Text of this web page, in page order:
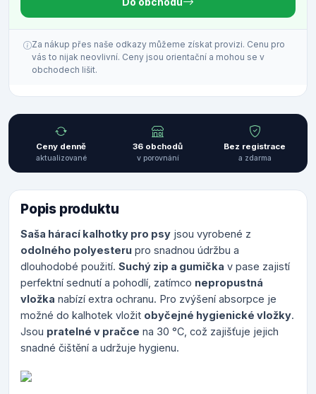
Za nákup přes naše odkazy můžeme získat provizi. Cenu pro
vás to nijak neovlivní. Ceny jsou orientační a mohou se v
obchodech lišit.
Ceny denně
aktualizované
36 obchodů
v porovnání
Bez registrace
a zdarma
Popis produktu
Saša hárací kalhotky pro psy jsou vyrobené z
odolného polyesteru pro snadnou údržbu a
dlouhodobé použití. Suchý zip a gumička v pase zajistí
perfektní sednutí a pohodlí, zatímco nepropustná
vložka nabízí extra ochranu. Pro zvýšení absorpce je
možné do kalhotek vložit obyčejné hygienické vložky.
Jsou pratelné v pračce na 30 °C, což zajišťuje jejich
snadné čištění a udržuje hygienu.